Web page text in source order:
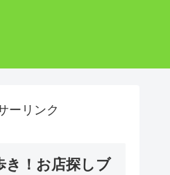
ーリンク
き！お店探しブ